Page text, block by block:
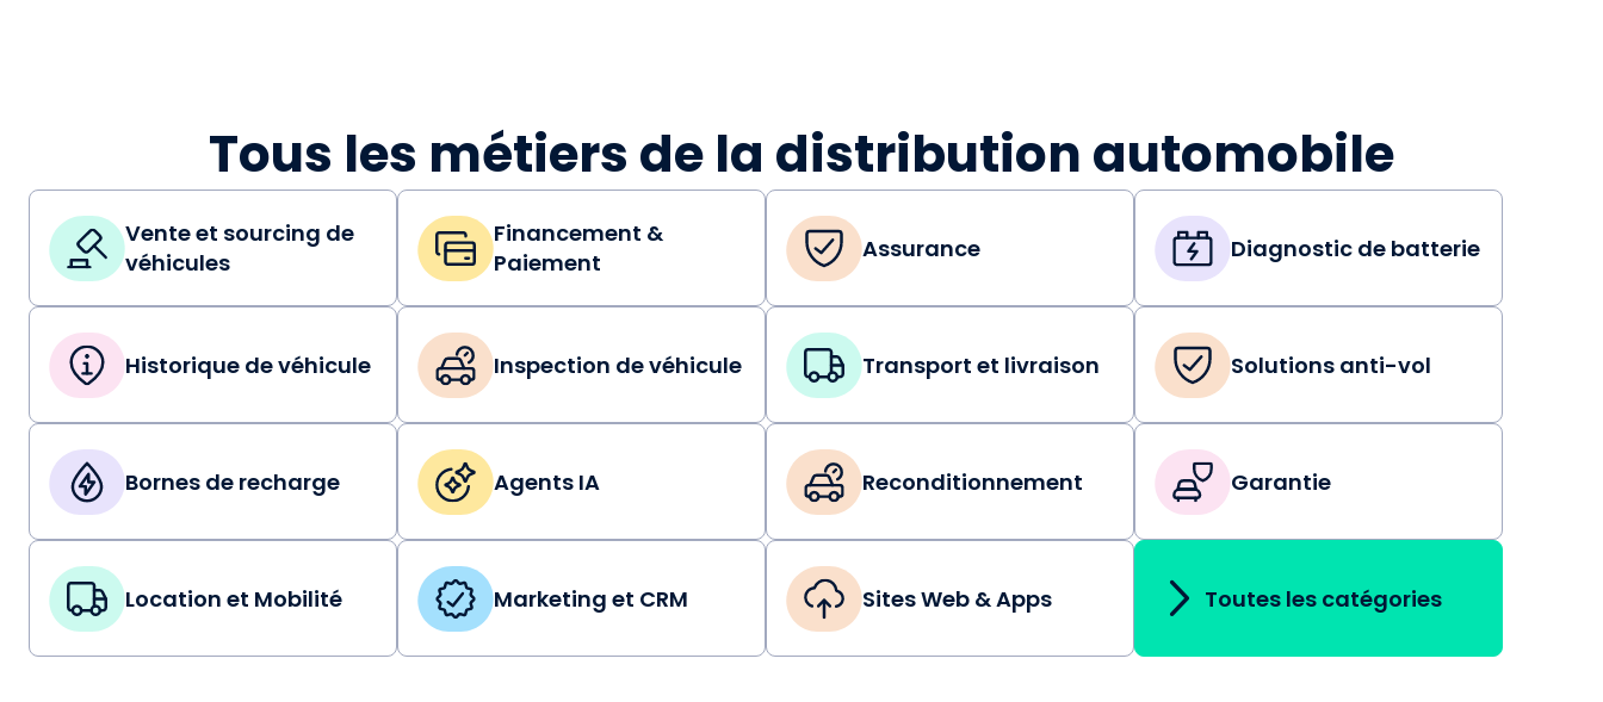
Tous les métiers de la distribution automobile
Vente et sourcing de
véhicules
Financement &
Paiement
Assurance Diagnostic de batterie
Historique de véhicule Inspection de véhicule Transport et livraison Solutions anti-vol
Bornes de recharge Agents IA Reconditionnement Garantie
Location et Mobilité Marketing et CRM Sites Web & Apps Toutes les catégories